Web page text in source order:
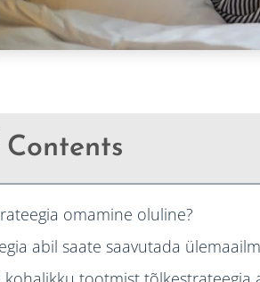
omamine oluline?
abil saate saavutada